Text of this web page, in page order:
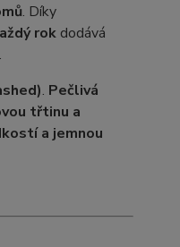
. Díky
rokdodává
.
. Pečlivá
třtinu a
a jemnou